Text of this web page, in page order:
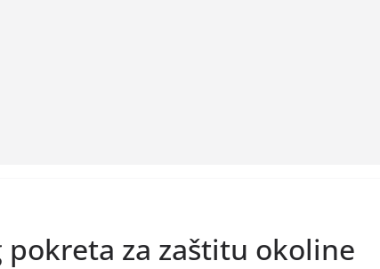
za zaštitu okoline